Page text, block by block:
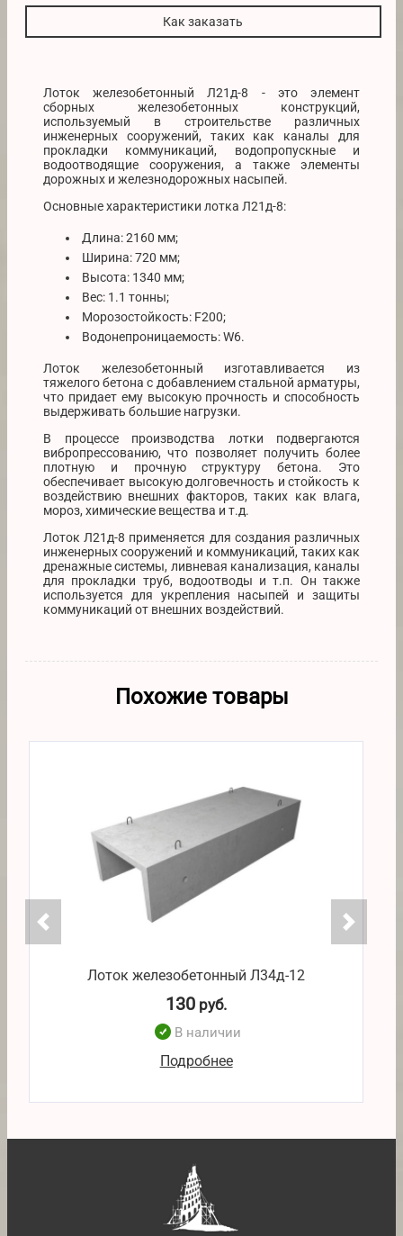
Как заказать
Лоток железобетонный Л21д-8 - это элемент
сборных железобетонных конструкций,
используемый в строительстве различных
инженерных сооружений, таких как каналы для
прокладки коммуникаций, водопропускные и
водоотводящие сооружения, а также элементы
дорожных и железнодорожных насыпей.
Основные характеристики лотка Л21д-8:
Длина: 2160 мм;
Ширина: 720 мм;
Высота: 1340 мм;
Вес: 1.1 тонны;
Морозостойкость: F200;
Водонепроницаемость: W6.
Лоток железобетонный изготавливается из
тяжелого бетона с добавлением стальной арматуры,
что придает ему высокую прочность и способность
выдерживать большие нагрузки.
В процессе производства лотки подвергаются
вибропрессованию, что позволяет получить более
плотную и прочную структуру бетона. Это
обеспечивает высокую долговечность и стойкость к
воздействию внешних факторов, таких как влага,
мороз, химические вещества и т.д.
Лоток Л21д-8 применяется для создания различных
инженерных сооружений и коммуникаций, таких как
дренажные системы, ливневая канализация, каналы
для прокладки труб, водоотводы и т.п. Он также
используется для укрепления насыпей и защиты
коммуникаций от внешних воздействий.
Похожие товары
Лоток железобетонный Л34д-12
130 руб.
В наличии
Подробнее